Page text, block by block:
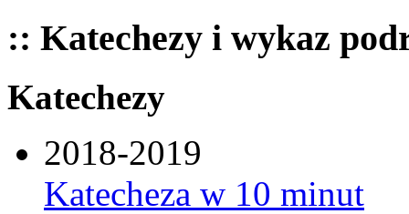
:: Katechezy i wykaz
Katechezy
2018-2019
Katecheza w 10 minut